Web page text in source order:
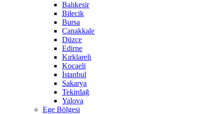
Balıkesir
Bilecik
Bursa
Çanakkale
Düzce
Edirne
Kırklareli
Kocaeli
İstanbul
Sakarya
Tekirdağ
Yalova
Ege Bölgesi